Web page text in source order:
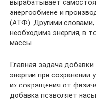
вырабатывает
энергообмене и
(АТФ). Другими словами,
необходима энергия, в
массы.
Главная задача
энергии при
их сокращения от
добавка позволяет